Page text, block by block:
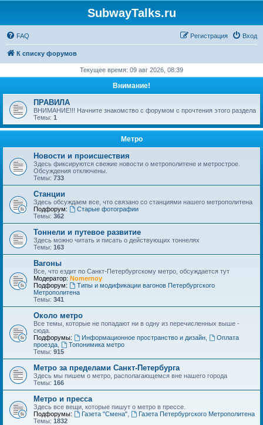
SubwayTalks.ru
FAQ Вход
Регистрация
К списку форумов
Текущее время: 09 авг 2026, 08:39
Внимание!
ПРАВИЛА
ВНИМАНИЕ!!! Начните знакомство с форумом с прочтения этого раздела
Темы: 1
Метро
Новости и происшествия
Здесь фиксируются свежие новости о метрополитене и метрострое.
Обсуждения отключены.
Темы: 733
Станции
Здесь обсуждаем все, что связано со станциями нашего метрополитена
Подфорум:
Старые фотографии
Темы: 362
Тоннели и путевое развитие
Здесь можно читать и писать о действующих тоннелях
Темы: 163
Вагоны
Все, что ездит по Санкт-Петербургскому метро, обсуждается тут
Модератор: Nomernoy
Подфорум:
Типы и модификации вагонов Петербургского
Метрополитена
Темы: 341
Около метро
Все темы, которые не попадают ни в одну из перечисленных выше -
сюда.
Подфорумы:
Информационное пространство и дизайн,
Оплата
проезда
Топонимика метро
Темы: 915
Метро за пределами Санкт-Петербурга
Здесь мы пишем о метро, располагающемся вне нашего города
Темы: 166
Метро и пресса
Здесь все вещи, которые пишут о метро в прессе.
Подфорумы:
Газета "Смена",
Газета Петербургского Метрополитена
Темы: 1832